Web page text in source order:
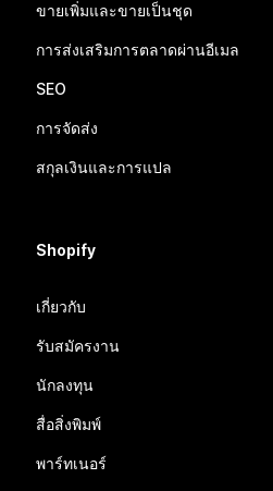
ขายเพิ่มและขายเป็นชุด
การส่งเสริมการตลาดผ่านอีเมล
SEO
การจัดส่ง
สกุลเงินและการแปล
Shopify
เกี่ยวกับ
รับสมัครงาน
นักลงทุน
สื่อสิ่งพิมพ์
พาร์ทเนอร์